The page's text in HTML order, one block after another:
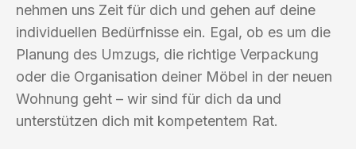
nehmen uns Zeit für dich und gehen auf deine
individuellen Bedürfnisse ein. Egal, ob es um die
Planung des Umzugs, die richtige Verpackung
oder die Organisation deiner Möbel in der neuen
Wohnung geht – wir sind für dich da und
unterstützen dich mit kompetentem Rat.